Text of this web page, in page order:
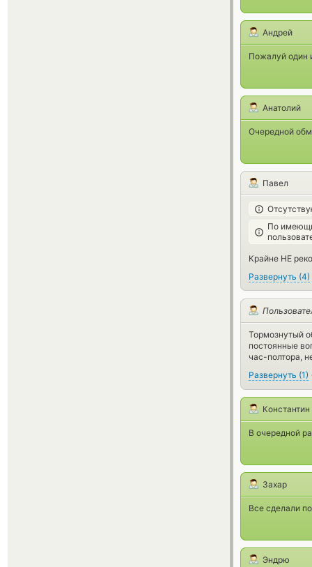
Андрей
Пожалуй один
Анатолий
Очередной
Павел
По
Крайне НЕ
Развернуть (4)
Тормознутый
постоянные
час-полтора,
Развернуть (1)
Константин
В очередной
Захар
Все сделали
Эндрю